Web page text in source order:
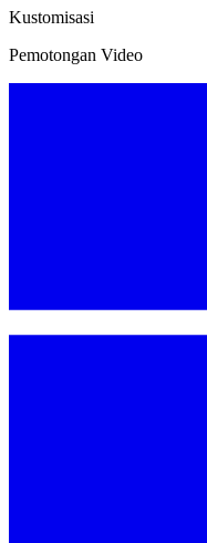
Kustomisasi
Pemotongan Video